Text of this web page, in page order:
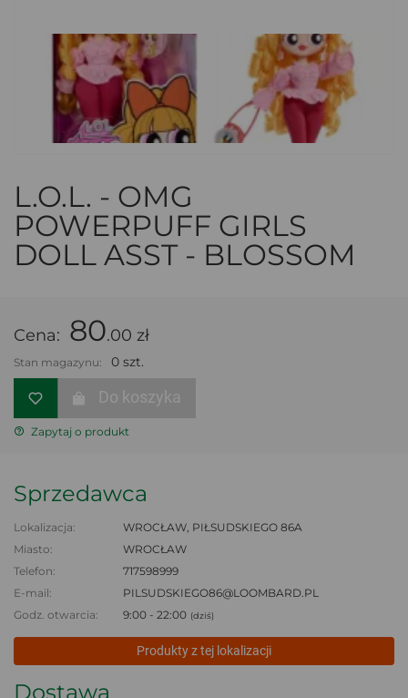
L.O.L. - OMG
POWERPUFF GIRLS
DOLL ASST - BLOSSOM
Cena: 80.00 zł
Stan magazynu: 0 szt.
Do koszyka
Zapytaj o produkt
Sprzedawca
Lokalizacja:
WROCŁAW, PIŁSUDSKIEGO 86A
Miasto:
WROCŁAW
Telefon:
717598999
E-mail:
PILSUDSKIEGO86@LOOMBARD.PL
Godz. otwarcia:
9:00 - 22:00 (dziś)
Produkty z tej lokalizacji
Dostawa